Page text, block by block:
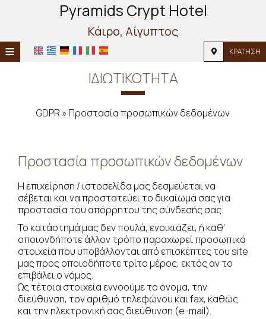
Pyramids Crypt Hotel
Κάιρο, Αίγυπτος
≡ ΚΡΆΤΗΣΗ
ΑΡΧΙΚΉ
ΤΟΠΟΘΕΣΊΑ
ΔΙΑΜΟΝΉ
ΙΔΙΩΤΙΚΌΤΗΤΑ
GDPR » Προστασία προσωπικών δεδομένων
Προστασία προσωπικών δεδομένων
Η επιχείρηση / ιστοσελίδα μας δεσμεύεται να
σέβεται και να προστατεύει το δικαίωμά σας για
προστασία του απόρρητου της σύνδεσής σας.
Το κατάστημά μας δεν πουλά, ενοικιάζει, ή καθ'
οποιονδήποτε άλλον τρόπο παραχωρεί προσωπικά
στοιχεία που υποβάλλονται από επισκέπτες του site
μας προς οποιοδήποτε τρίτο μέρος, εκτός αν το
επιβάλει ο νόμος.
Ως τέτοια στοιχεία εννοούμε το όνομα, την
διεύθυνση, τον αριθμό τηλεφώνου και fax, καθώς
και την ηλεκτρονική σας διεύθυνση (e-mail).